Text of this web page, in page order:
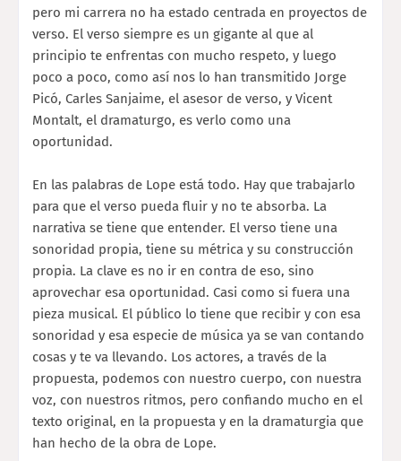
pero mi carrera no ha estado centrada en proyectos de
verso. El verso siempre es un gigante al que al
principio te enfrentas con mucho respeto, y luego
poco a poco, como así nos lo han transmitido Jorge
Picó, Carles Sanjaime, el asesor de verso, y Vicent
Montalt, el dramaturgo, es verlo como una
oportunidad.
En las palabras de Lope está todo. Hay que trabajarlo
para que el verso pueda fluir y no te absorba. La
narrativa se tiene que entender. El verso tiene una
sonoridad propia, tiene su métrica y su construcción
propia. La clave es no ir en contra de eso, sino
aprovechar esa oportunidad. Casi como si fuera una
pieza musical. El público lo tiene que recibir y con esa
sonoridad y esa especie de música ya se van contando
cosas y te va llevando. Los actores, a través de la
propuesta, podemos con nuestro cuerpo, con nuestra
voz, con nuestros ritmos, pero confiando mucho en el
texto original, en la propuesta y en la dramaturgia que
han hecho de la obra de Lope.